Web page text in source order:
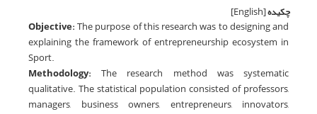
چکیده[English]
Objective:The purpose of this research was to designing and
explaining the framework of entrepreneurship ecosystem in
Sport.
Methodology: The research method was systematic
qualitative. The statistical population consisted of professors,
managers, business owners, entrepreneurs, innovators,